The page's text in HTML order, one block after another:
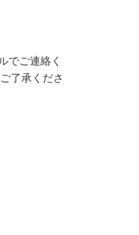
でご連絡く
了承くださ